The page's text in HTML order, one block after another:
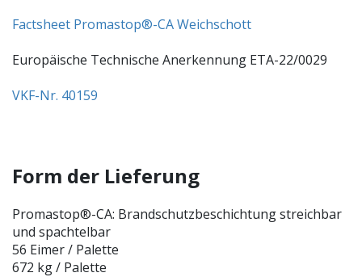
Factsheet Promastop®-CA Weichschott
Europäische Technische Anerkennung ETA-22/0029
VKF-Nr. 40159
Form der Lieferung
Promastop®-CA: Brandschutzbeschichtung streichbar
und spachtelbar
56 Eimer / Palette
672 kg / Palette